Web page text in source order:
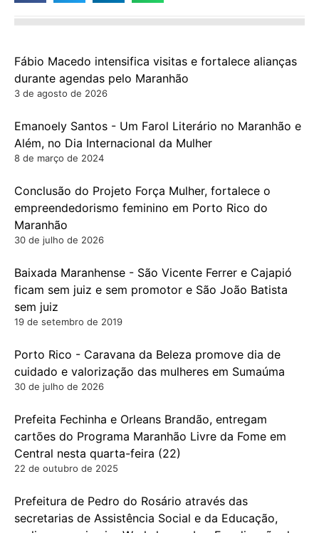
Fábio Macedo intensifica visitas e fortalece alianças
durante agendas pelo Maranhão
3 de agosto de 2026
Emanoely Santos - Um Farol Literário no Maranhão e
Além, no Dia Internacional da Mulher
8 de março de 2024
Conclusão do Projeto Força Mulher, fortalece o
empreendedorismo feminino em Porto Rico do
Maranhão
30 de julho de 2026
Baixada Maranhense - São Vicente Ferrer e Cajapió
ficam sem juiz e sem promotor e São João Batista
sem juiz
19 de setembro de 2019
Porto Rico - Caravana da Beleza promove dia de
cuidado e valorização das mulheres em Sumaúma
30 de julho de 2026
Prefeita Fechinha e Orleans Brandão, entregam
cartões do Programa Maranhão Livre da Fome em
Central nesta quarta-feira (22)
22 de outubro de 2025
Prefeitura de Pedro do Rosário através das
secretarias de Assistência Social e da Educação,